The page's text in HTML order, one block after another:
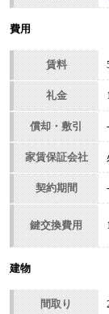
費用
賃料
礼金
償却・敷引 -
家賃保証会社
契約期間 -
鍵交換費用
建物
間取り